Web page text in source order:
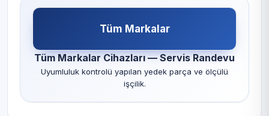
Tüm Markalar
Tüm Markalar Cihazları — Servis Randevu
Uyumluluk kontrolü yapılan yedek parça ve ölçülü
işçilik.